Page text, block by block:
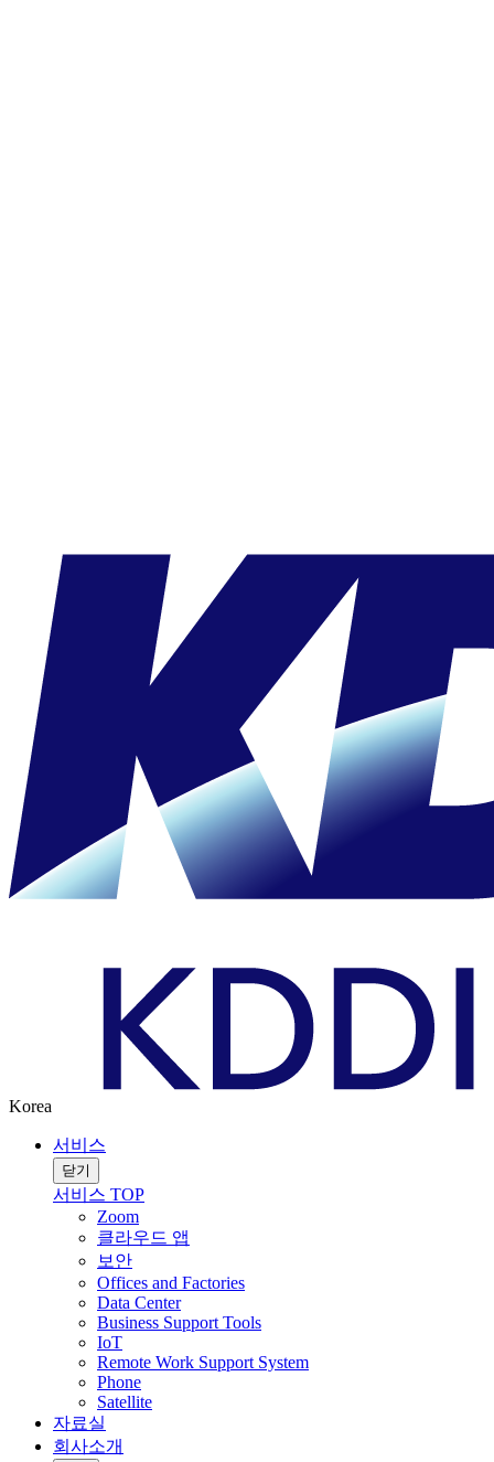
Korea
서비스
닫기
서비스 TOP
Zoom
클라우드 앱
보안
Offices and Factories
Data Center
Business Support Tools
IoT
Remote Work Support System
Phone
Satellite
자료실
회사소개